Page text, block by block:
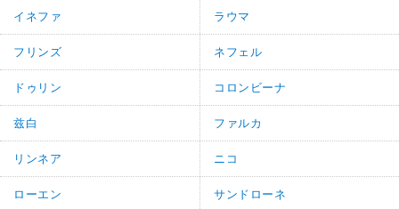
イネファ ラウマ
フリンズ ネフェル
ドゥリン コロンビーナ
兹白 ファルカ
リンネア ニコ
ローエン サンドローネ